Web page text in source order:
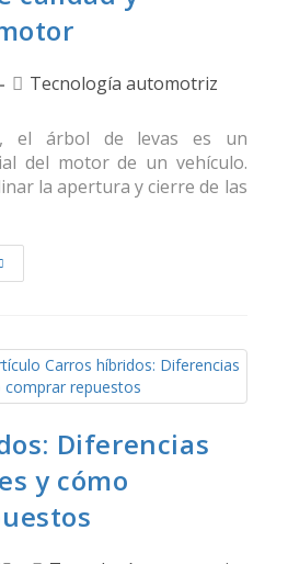
Tecnología automotriz
el árbol de levas es un
del motor de un vehículo.
la apertura y cierre de las
Diferencias
y cómo